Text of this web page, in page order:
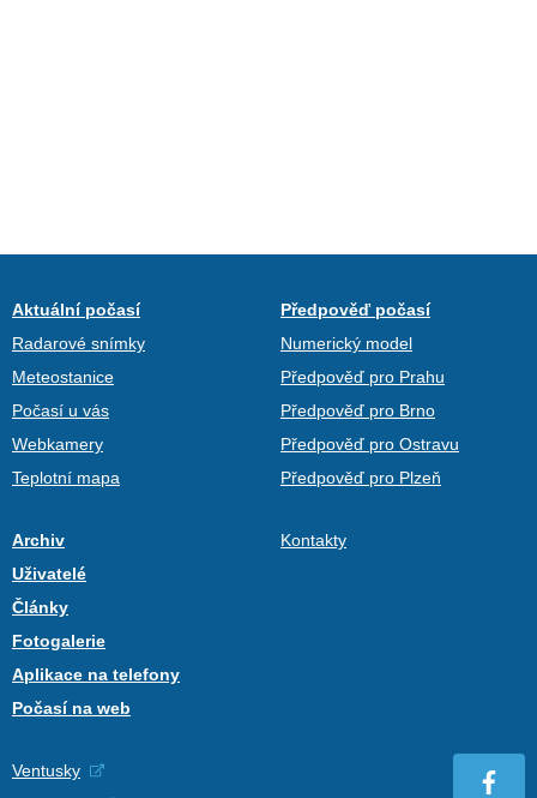
Aktuální počasí
Radarové snímky
Meteostanice
Počasí u vás
Webkamery
Teplotní mapa
Předpověď počasí
Numerický model
Předpověď pro Prahu
Předpověď pro Brno
Předpověď pro Ostravu
Předpověď pro Plzeň
Archiv
Uživatelé
Články
Fotogalerie
Aplikace na telefony
Počasí na web
Kontakty
Ventusky